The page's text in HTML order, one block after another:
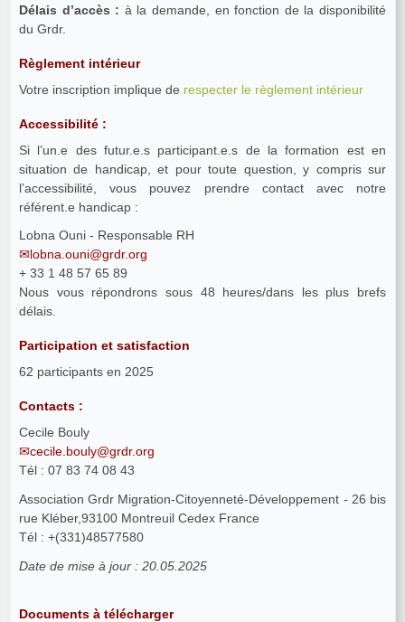
Délais d’accès : à la demande, en fonction de la disponibilité
du Grdr.
Règlement intérieur
Votre inscription implique de respecter le règlement intérieur
Accessibilité :
Si l’un.e des futur.e.s participant.e.s de la formation est en
situation de handicap, et pour toute question, y compris sur
l’accessibilité, vous pouvez prendre contact avec notre
référent.e handicap :
Lobna Ouni - Responsable RH
lobna.ouni@grdr.org
+ 33 1 48 57 65 89
Nous vous répondrons sous 48 heures/dans les plus brefs
délais.
Participation et satisfaction
62 participants en 2025
Contacts :
Cecile Bouly
cecile.bouly@grdr.org
Tél : 07 83 74 08 43
Association Grdr Migration-Citoyenneté-Développement - 26 bis
rue Kléber,93100 Montreuil Cedex France
Tél : +(331)48577580
Date de mise à jour : 20.05.2025
Documents à télécharger